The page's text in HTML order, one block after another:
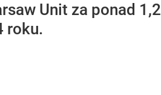
Unit za ponad 1,2
roku.